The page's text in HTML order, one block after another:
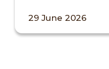
29 June 2026